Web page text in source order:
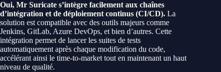
Oui, Mr Suricate s’intègre facilement aux chaînes
d’intégration et de déploiement continus (CI/CD). La
solution est compatible avec des outils majeurs comme
Jenkins, GitLab, Azure DevOps, et bien d’autres. Cette
intégration permet de lancer les suites de tests
automatiquement après chaque modification du code,
accélérant ainsi le time-to-market tout en maintenant un haut
niveau de qualité.